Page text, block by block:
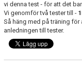
vi denna test - för att det
Vi genomför två tester till -
Så häng med på träning för
anledningen till tester.